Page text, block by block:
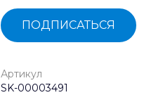
ПОДПИСАТЬСЯ
Артикул
SK-00003491